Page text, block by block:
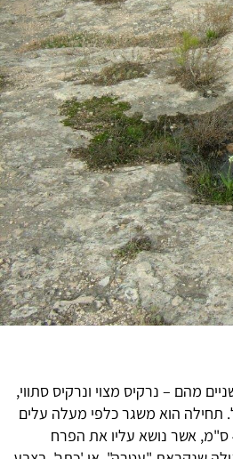
ורק שניים מהם – נרקיס מצוי ונרקיס סתווי,
תחילה הוא משגר כלפי מעלה עלים
צרים וארוכים, ולאחריהם צומח גבעול צר לגובה של כ-40 ס"מ, אשר נושא עליו את הפרח